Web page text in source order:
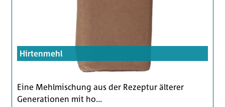
Hirtenmehl
Eine Mehlmischung aus der Rezeptur älterer
Generationen mit ho...